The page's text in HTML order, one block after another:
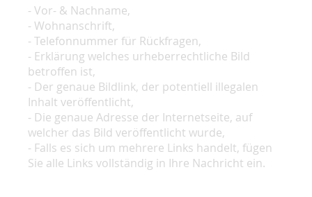
- Vor- & Nachname,
- Wohnanschrift,
- Telefonnummer für Rückfragen,
- Erklärung welches urheberrechtliche Bild
betroffen ist,
- Der genaue Bildlink, der potentiell illegalen
Inhalt veröffentlicht,
- Die genaue Adresse der Internetseite, auf
welcher das Bild veröffentlicht wurde,
- Falls es sich um mehrere Links handelt, fügen
Sie alle Links vollständig in Ihre Nachricht ein.